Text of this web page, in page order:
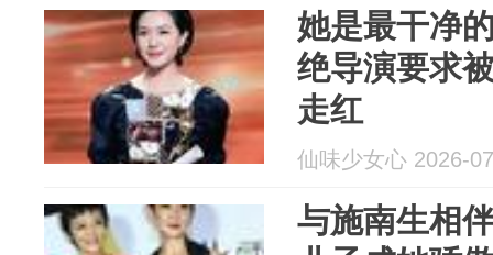
她是最干净
绝导演要求
走红
仙味少女心 2026-
与施南生相